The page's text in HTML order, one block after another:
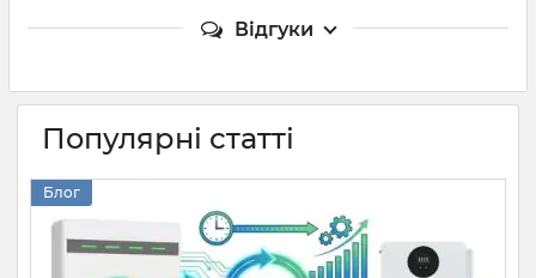
Відгуки
Популярні статті
Блог